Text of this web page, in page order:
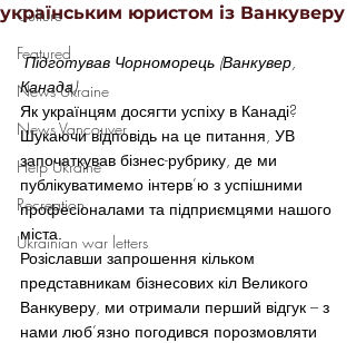
Culture
Featured
News Ukraine
News Vancouver
Help Ukraine
Recreation
Ukrainian war letters
українським юристом із Ванкуверу
Підготував Чорноморець (Ванкувер,
Канада)
Як українцям досягти успіху в Канаді?
Шукаючи відповідь на це питання, УВ
започаткував бізнес-рубрику, де ми
публікуватимемо інтерв’ю з успішними
професіоналами та підприємцями нашого
міста.
Розіславши запрошення кільком
представникам бізнесових кіл Великого
Ванкуверу, ми отримали перший відгук – з
нами люб’язно погодився порозмовляти